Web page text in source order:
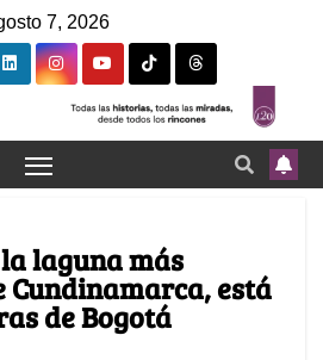
7, 2026
laguna más
Cundinamarca, está
de Bogotá